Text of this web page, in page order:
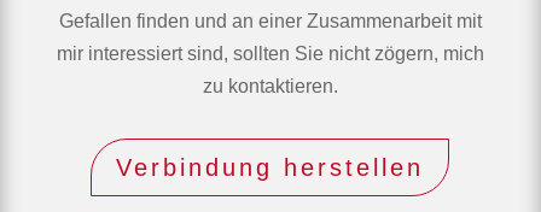
Gefallen finden und an einer Zusammenarbeit mit
mir interessiert sind, sollten Sie nicht zögern, mich
zu kontaktieren.
Verbindung herstellen